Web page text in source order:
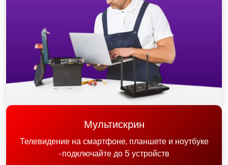
Мультискрин
Телевидение на смартфоне, планшете и ноутбуке
- подключайте до 5 устройств